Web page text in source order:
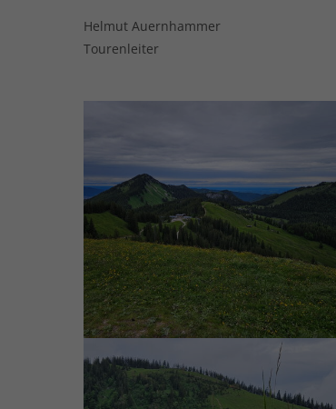
Helmut Auernhammer
Tourenleiter